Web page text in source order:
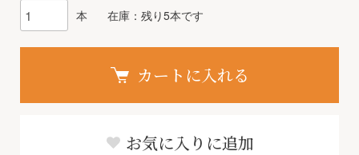
本 在庫：残り5本です
カートに入れる
お気に入りに追加